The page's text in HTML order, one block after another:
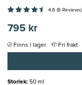
4,6 (9 Reviews)
795 kr
Finns i lager Fri frakt
Storlek: 50 ml